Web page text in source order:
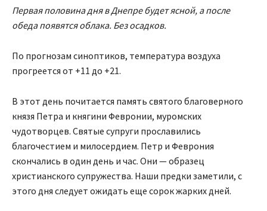
Первая половина дня в Днепре будет ясной, а после
обеда появятся облака. Без осадков.
По прогнозам синоптиков, температура воздуха
прогреется от +11 до +21.
В этот день почитается память святого благоверного
князя Петра и княгини Февронии, муромских
чудотворцев. Святые супруги прославились
благочестием и милосердием. Петр и Феврония
скончались в один день и час. Они — образец
христианского супружества. Наши предки заметили, с
этого дня следует ожидать еще сорок жарких дней.